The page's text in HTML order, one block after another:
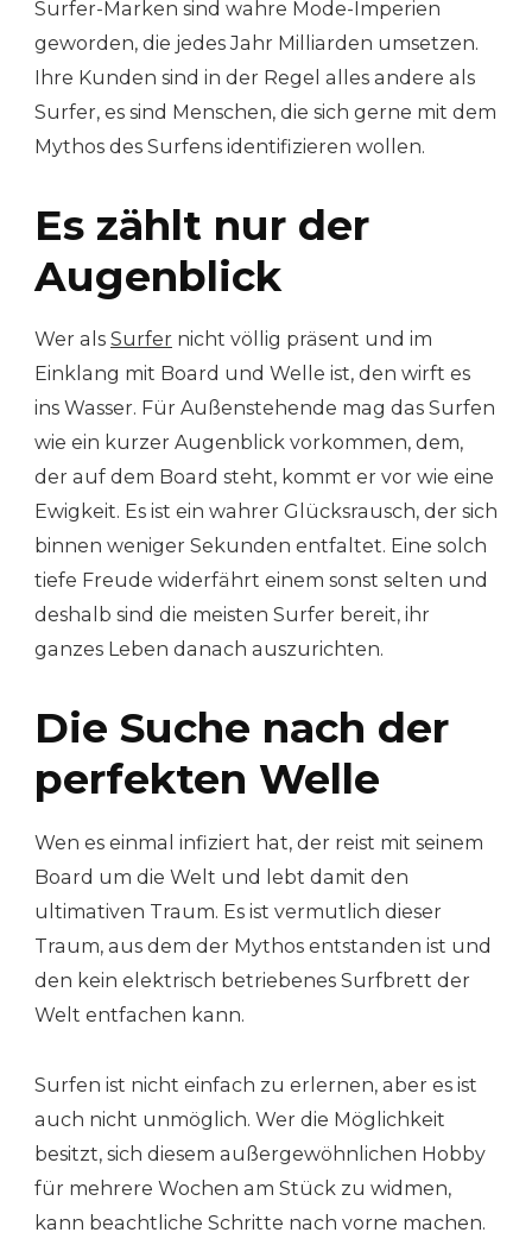
Surfer-Marken sind wahre Mode-Imperien
geworden, die jedes Jahr Milliarden umsetzen.
Ihre Kunden sind in der Regel alles andere als
Surfer, es sind Menschen, die sich gerne mit dem
Mythos des Surfens identifizieren wollen.
Es zählt nur der
Augenblick
Wer als Surfer nicht völlig präsent und im
Einklang mit Board und Welle ist, den wirft es
ins Wasser. Für Außenstehende mag das Surfen
wie ein kurzer Augenblick vorkommen, dem,
der auf dem Board steht, kommt er vor wie eine
Ewigkeit. Es ist ein wahrer Glücksrausch, der sich
binnen weniger Sekunden entfaltet. Eine solch
tiefe Freude widerfährt einem sonst selten und
deshalb sind die meisten Surfer bereit, ihr
ganzes Leben danach auszurichten.
Die Suche nach der
perfekten Welle
Wen es einmal infiziert hat, der reist mit seinem
Board um die Welt und lebt damit den
ultimativen Traum. Es ist vermutlich dieser
Traum, aus dem der Mythos entstanden ist und
den kein elektrisch betriebenes Surfbrett der
Welt entfachen kann.
Surfen ist nicht einfach zu erlernen, aber es ist
auch nicht unmöglich. Wer die Möglichkeit
besitzt, sich diesem außergewöhnlichen Hobby
für mehrere Wochen am Stück zu widmen,
kann beachtliche Schritte nach vorne machen.